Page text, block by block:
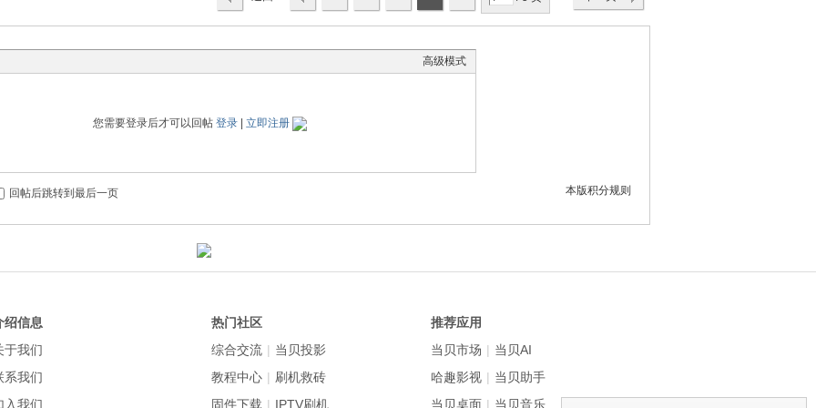
高级模式
您需要登录后才可以回帖 登录 立即注册
本版积分规则
回帖后跳转到最后一页
推荐应用
当贝市场 | 当贝AI
哈趣影视 | 当贝助手
当贝桌面 | 当贝音乐
热门社区
综合交流 | 当贝投影
教程中心 | 刷机救砖
固件下载 | IPTV刷机
绍信息
于我们
系我们
入我们